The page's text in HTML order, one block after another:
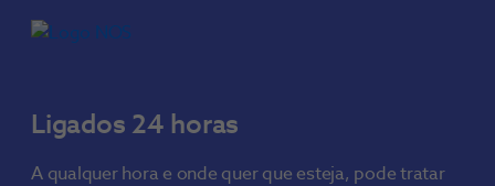
Ligados 24 horas
A qualquer hora e onde quer que esteja, pode tratar